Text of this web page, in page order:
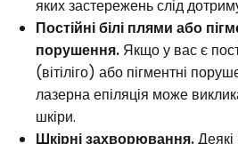
яких застережень слід
Постійні білі плями або
порушення. Якщо у вас є
(вітіліго) або пігментні
лазерна епіляція може
шкіри.
Шкірні захворювання.